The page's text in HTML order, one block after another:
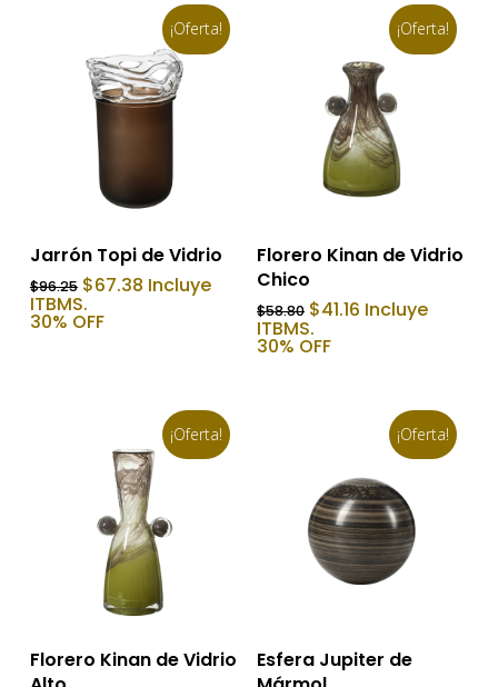
¡Oferta!
Añadir Al Carrito
Jarrón Topi de Vidrio
$96.25 El
precio
original
$67.38El
precio
Incluye
ITBMS.
30% OFF
¡Oferta!
Añadir Al Carrito
Florero Kinan de Vidrio
Chico
$58.80 El
precio
original
$41.16 El
precio
Incluye
ITBMS.
30% OFF
¡Oferta!
Añadir Al Carrito
Florero Kinan de Vidrio
¡Oferta!
Añadir Al Carrito
Esfera Jupiter de